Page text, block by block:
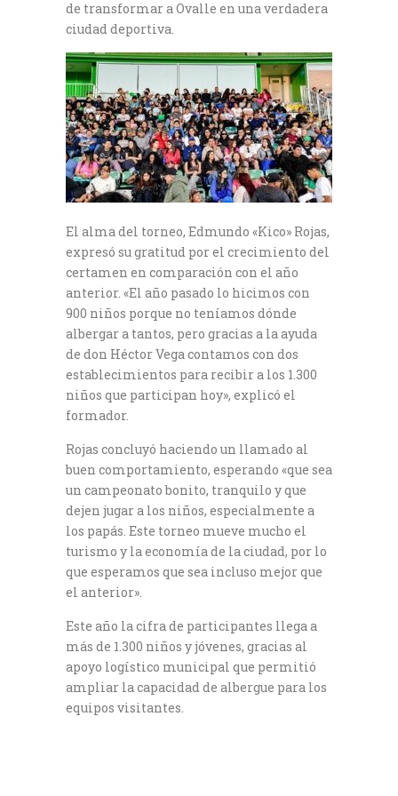
de transformar a Ovalle en una verdadera
ciudad deportiva.
El alma del torneo, Edmundo «Kico» Rojas,
expresó su gratitud por el crecimiento del
certamen en comparación con el año
anterior. «El año pasado lo hicimos con
900 niños porque no teníamos dónde
albergar a tantos, pero gracias a la ayuda
de don Héctor Vega contamos con dos
establecimientos para recibir a los 1.300
niños que participan hoy», explicó el
formador.
Rojas concluyó haciendo un llamado al
buen comportamiento, esperando «que sea
un campeonato bonito, tranquilo y que
dejen jugar a los niños, especialmente a
los papás. Este torneo mueve mucho el
turismo y la economía de la ciudad, por lo
que esperamos que sea incluso mejor que
el anterior».
Este año la cifra de participantes llega a
más de 1.300 niños y jóvenes, gracias al
apoyo logístico municipal que permitió
ampliar la capacidad de albergue para los
equipos visitantes.